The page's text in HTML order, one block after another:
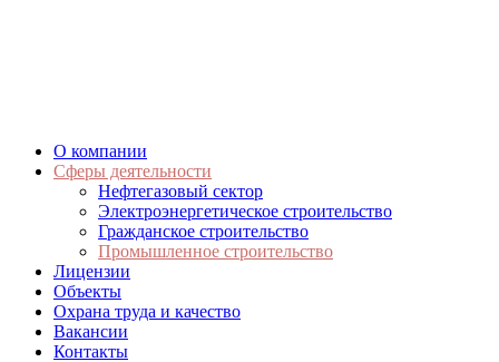
О компании
Сферы деятельности
Нефтегазовый сектор
Электроэнергетическое строительство
Гражданское строительство
Промышленное строительство
Лицензии
Объекты
Охрана труда и качество
Вакансии
Контакты